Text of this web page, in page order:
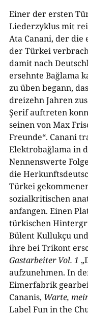
Einer der ersten
Liederzyklus mit
Ata Canani, der die
der Türkei
damit nach
ersehnte Bağlama
zu üben begann,
dreizehn Jahren
Şerif auftreten
seinen von Max
Freunde“. Canani
Elektrobağlama in
Nennenswerte
die
Türkei
sozialkritischen
anfangen. Einen
türkischen
Bülent Kullukçu
ihre bei Trikont
Gastarbeiter Vol. 1
aufzunehmen. In
Eimerfabrik
Cananis, Warte,
Label Fun in the